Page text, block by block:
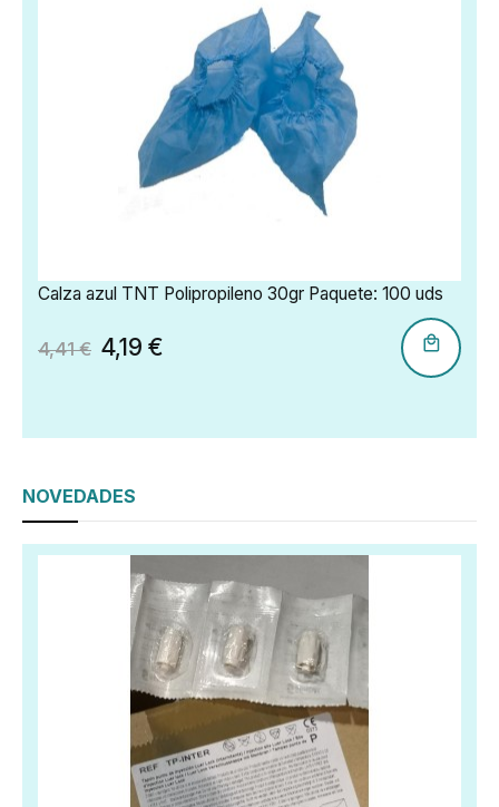
Polipropileno 30gr Paquete: 100 uds Protector facial
3,36 € 3,02
NOVEDADES